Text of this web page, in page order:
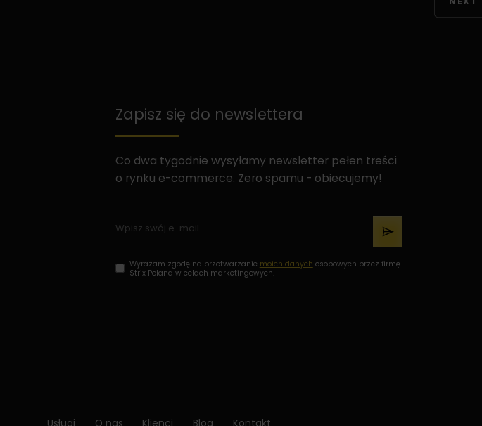
Zapisz się do newslettera
Co dwa tygodnie wysyłamy newsletter pełen treści
o rynku e-commerce. Zero spamu - obiecujemy!
Wyrażam zgodę na przetwarzanie moich danych osobowych przez firmę
Strix Poland w celach marketingowych.